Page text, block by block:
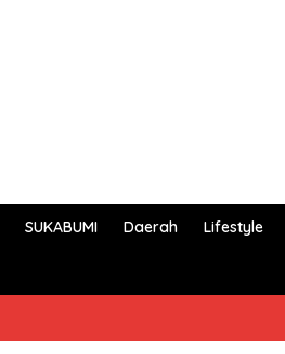
SUKABUMI Daerah Lifestyle